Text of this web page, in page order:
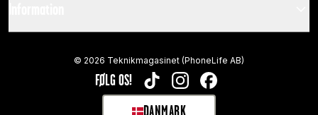
FØLG OS! TIKTOKINSTAGRAMFACEBOOK
DANMARK
© 2026 Teknikmagasinet (PhoneLife AB)